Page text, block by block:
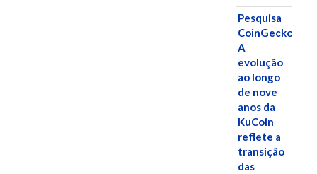
Pesquisa
CoinGecko:
A
evolução
ao longo
de nove
anos da
KuCoin
reflete a
transição
das